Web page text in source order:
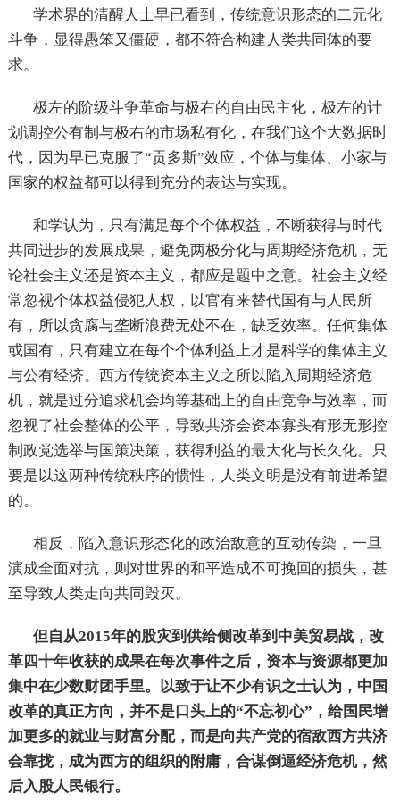
学术界的清醒人士早已看到，传统意识形态的二元化
斗争，显得愚笨又僵硬，都不符合构建人类共同体的要
求。
极左的阶级斗争革命与极右的自由民主化，极左的计
划调控公有制与极右的市场私有化，在我们这个大数据时
代，因为早已克服了“贡多斯”效应，个体与集体、小家与
国家的权益都可以得到充分的表达与实现。
和学认为，只有满足每个个体权益，不断获得与时代
共同进步的发展成果，避免两极分化与周期经济危机，无
论社会主义还是资本主义，都应是题中之意。社会主义经
常忽视个体权益侵犯人权，以官有来替代国有与人民所
有，所以贪腐与垄断浪费无处不在，缺乏效率。任何集体
或国有，只有建立在每个个体利益上才是科学的集体主义
与公有经济。西方传统资本主义之所以陷入周期经济危
机，就是过分追求机会均等基础上的自由竞争与效率，而
忽视了社会整体的公平，导致共济会资本寡头有形无形控
制政党选举与国策决策，获得利益的最大化与长久化。只
要是以这两种传统秩序的惯性，人类文明是没有前进希望
的。
相反，陷入意识形态化的政治敌意的互动传染，一旦
演成全面对抗，则对世界的和平造成不可挽回的损失，甚
至导致人类走向共同毁灭。
但自从2015年的股灾到供给侧改革到中美贸易战，改
革四十年收获的成果在每次事件之后，资本与资源都更加
集中在少数财团手里。以致于让不少有识之士认为，中国
改革的真正方向，并不是口头上的“不忘初心”，给国民增
加更多的就业与财富分配，而是向共产党的宿敌西方共济
会靠拢，成为西方的组织的附庸，合谋倒逼经济危机，然
后入股人民银行。